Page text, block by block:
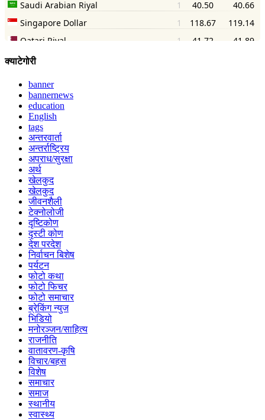
क्याटेगोरी
banner
bannernews
education
English
tags
अन्तरवार्ता
अन्तर्राष्ट्रिय
अपराध/सुरक्षा
अर्थ
खेलकुद
खेलकुद
जीवनशैली
टेक्नोलोजी
दृष्टिकोण
दृस्टी कोण
देश परदेश
निर्वाचन बिशेष
पर्यटन
फोटो कथा
फोटो फिचर
फोटो समाचार
ब्रेकिंग न्युज
भिडियो
मनोरञ्जन/साहित्य
राजनीति
वातावरण-कृषि
विचार/बहस
विशेष
समाचार
समाज
स्थानीय
स्वास्थ्य